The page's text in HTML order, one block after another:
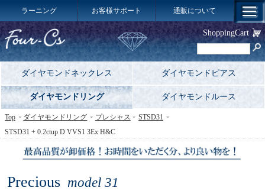
ラーニング お客様サポート 通販について
ダイヤモンドネックレス ダイヤモンドピアス
ダイヤモンドリング ダイヤモンドルース
Precious model 31
Top ダイヤモンドリング プレシャス
STSD31
STSD31 + 0.2ctup D VVS1 3Ex H&C
ShoppingCart